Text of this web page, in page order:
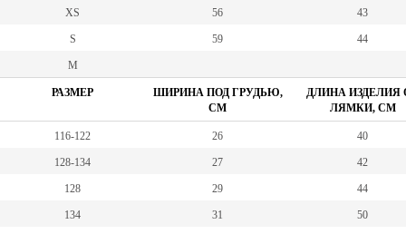
XS 56 43
S 59 44
M
РАЗМЕР
ШИРИНА ПОД ГРУДЬЮ,
СМ
ДЛИНА ИЗДЕЛИЯ
ЛЯМКИ, СМ
116-122 26 40
128-134 27 42
128 29 44
134 31 50